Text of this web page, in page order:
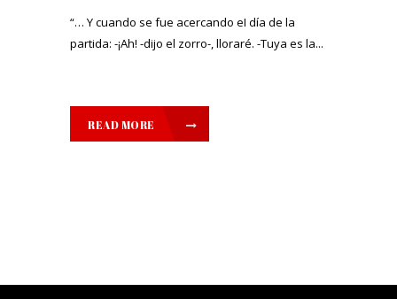
“… Y cuando se fue acercando eI día de la
partida: -¡Ah! -dijo el zorro-, lloraré. -Tuya es la...
READ MORE